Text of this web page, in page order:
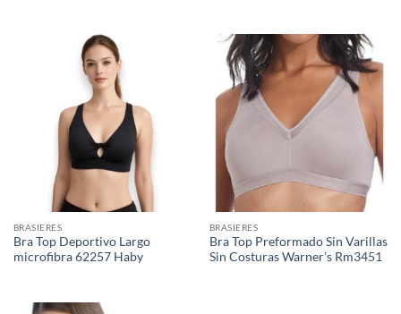
BRASIERES
Bra Top Deportivo Largo
microfibra 62257 Haby
BRASIERES
Bra Top Preformado Sin Varillas
Sin Costuras Warner’s Rm3451